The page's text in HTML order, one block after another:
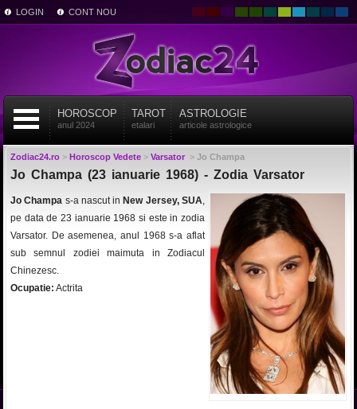
LOGIN CONT NOU
HOROSCOP
anul 2024
TAROT
etalari
ASTROLOGIE
articole astrologice
Zodiac24.ro> Horoscop Vedete> Varsator> Jo Champa
Jo Champa (23 ianuarie 1968) - Zodia Varsator
Jo Champa s-a nascut in New Jersey, SUA,
pe data de 23 ianuarie 1968 si este in zodia
Varsator. De asemenea, anul 1968 s-a aflat
sub semnul zodiei maimuta in Zodiacul
Chinezesc.
Ocupatie: Actrita